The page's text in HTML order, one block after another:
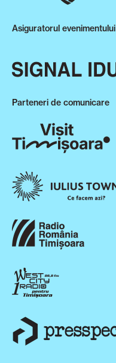
Asiguratorul evenimentului
Parteneri de comunicare